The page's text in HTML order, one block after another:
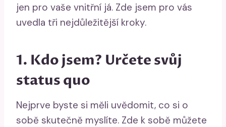
jen pro vaše vnitřní já. Zde jsem pro vás
uvedla tři nejdůležitější kroky.
1. Kdo jsem? Určete svůj
status quo
Nejprve byste si měli uvědomit, co si o
sobě skutečně myslíte. Zde k sobě můžete